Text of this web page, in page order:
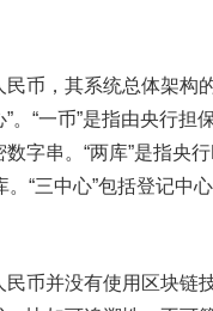
，其系统总体架构的
。“一币”是指由央行担
字串。“两库”是指央
。“三中心”包括登记中
并没有使用区块链